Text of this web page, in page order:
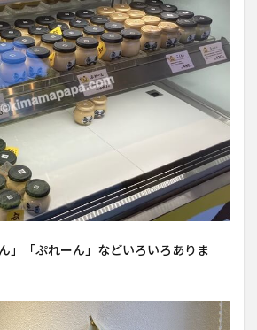
」「ぷれーん」などいろいろありま